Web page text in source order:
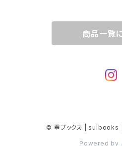
商品一覧
© 翠ブックス | suibooks
Powered by